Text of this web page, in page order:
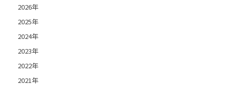
2026年
2025年
2024年
2023年
2022年
2021年